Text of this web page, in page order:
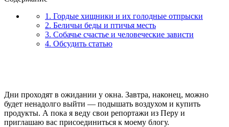
1. Гордые хищники и их голодные отпрыски
2. Беличьи беды и птичья месть
3. Собачье счастье и человеческие зависти
4. Обсудить статью
Дни проходят в ожидании у окна. Завтра, наконец, можно
будет ненадолго выйти — подышать воздухом и купить
продукты. А пока я веду свои репортажи из Перу и
приглашаю вас присоединиться к моему блогу.